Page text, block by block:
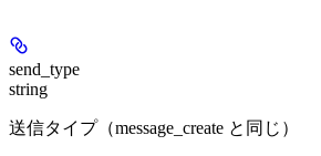
send_type
string
送信タイプ（message_create と同じ）